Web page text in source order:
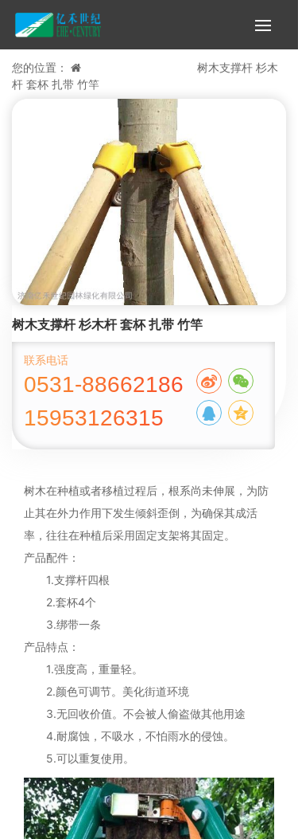
您的位置：
树木支撑杆 杉木
杆 套杯 扎带 竹竿
树木支撑杆 杉木杆 套杯 扎带 竹竿
联系电话
0531-88662186
15953126315
树木在种植或者移植过程后，根系尚未伸展，为防
止其在外力作用下发生倾斜歪倒，为确保其成活
率，往往在种植后采用固定支架将其固定。
产品配件：
1.支撑杆四根
2.套杯4个
3.绑带一条
产品特点：
1.强度高，重量轻。
2.颜色可调节。美化街道环境
3.无回收价值。不会被人偷盗做其他用途
4.耐腐蚀，不吸水，不怕雨水的侵蚀。
5.可以重复使用。